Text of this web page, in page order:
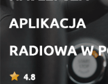
Crazy For Kishore